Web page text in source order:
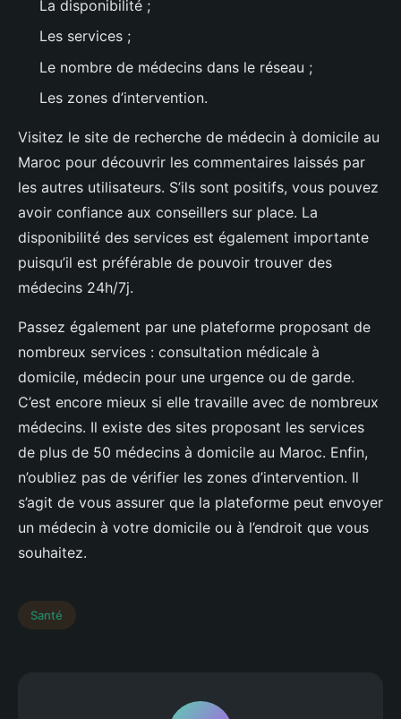
La disponibilité ;
Les services ;
Le nombre de médecins dans le réseau ;
Les zones d’intervention.
Visitez le site de recherche de médecin à domicile au
Maroc pour découvrir les commentaires laissés par
les autres utilisateurs. S’ils sont positifs, vous pouvez
avoir confiance aux conseillers sur place. La
disponibilité des services est également importante
puisqu’il est préférable de pouvoir trouver des
médecins 24h/7j.
Passez également par une plateforme proposant de
nombreux services : consultation médicale à
domicile, médecin pour une urgence ou de garde.
C’est encore mieux si elle travaille avec de nombreux
médecins. Il existe des sites proposant les services
de plus de 50 médecins à domicile au Maroc. Enfin,
n’oubliez pas de vérifier les zones d’intervention. Il
s’agit de vous assurer que la plateforme peut envoyer
un médecin à votre domicile ou à l’endroit que vous
souhaitez.
Santé